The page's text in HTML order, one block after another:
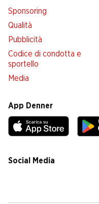
Sponsoring
Qualità
Pubblicità
Codice di condotta e
sportello
Media
App Denner
Social Media